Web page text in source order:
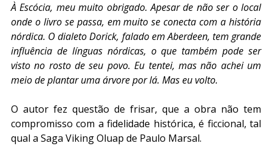
À Escócia, meu muito obrigado. Apesar de não ser o local
onde o livro se passa, em muito se conecta com a história
nórdica. O dialeto Dorick, falado em Aberdeen, tem grande
influência de línguas nórdicas, o que também pode ser
visto no rosto de seu povo. Eu tentei, mas não achei um
meio de plantar uma árvore por lá. Mas eu volto.
O autor fez questão de frisar, que a obra não tem
compromisso com a fidelidade histórica, é ficcional, tal
qual a Saga Viking Oluap de Paulo Marsal.